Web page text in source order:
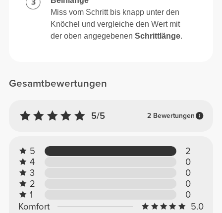
Gesamtbewertungen
5/5 2 Bewertungen
5
2
4
0
3
0
2
0
1
0
Komfort
5.0
Miss vom Schritt bis knapp unter den
Knöchel und vergleiche den Wert mit
der oben angegebenenSchrittlänge.